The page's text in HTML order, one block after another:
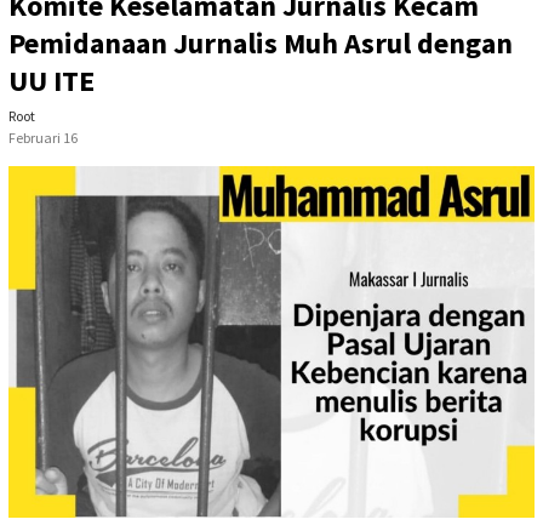
Pemidanaan Jurnalis Muh Asrul dengan
UU ITE
Root
Februari 16